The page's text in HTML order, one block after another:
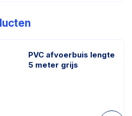
PVC afvoerbuis lengte
5 meter grijs